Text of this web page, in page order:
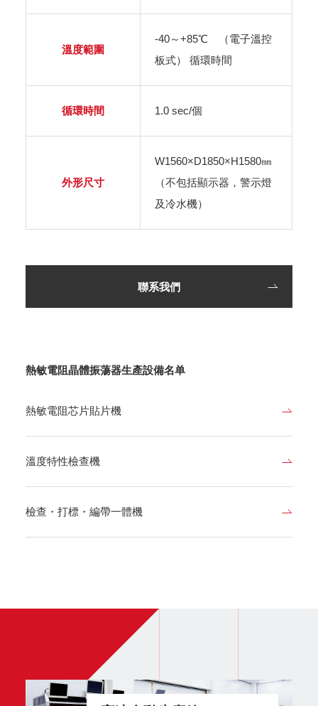
溫度範圍
-40～+85℃ （電子溫控
板式） 循環時間
循環時間 1.0 sec/個
外形尺寸
W1560×D1850×H1580㎜
（不包括顯示器，警示燈
及冷水機）
聯系我們
熱敏電阻晶體振蕩器生產設備名单
熱敏電阻芯片貼片機
溫度特性檢查機
檢查・打標・編帶一體機